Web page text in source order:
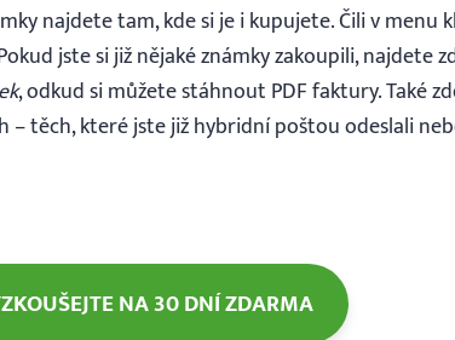
najdete tam, kde si je i kupujete. Čili v menu
jste si již nějaké známky zakoupili, najdete
, odkud si můžete stáhnout PDF faktury. Také
těch, které jste již hybridní poštou odeslali
NA 30 DNÍ ZDARMA